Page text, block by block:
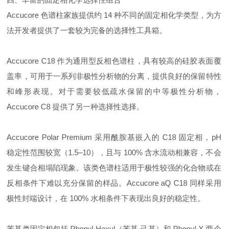
Accucore 色谱柱家族提供约 14 种不同的固定相化学类型，为方
法开发者提供了一套较为完备的选择性工具箱。
Accucore C18 作为通用型反相色谱柱，具有较高的硅胶表面覆
盖率，可用于一系列非极性分析物的分离，提供良好的保留特性
和峰形表现。对于需要较低疏水保留的中等极性分析物，
Accucore C8 提供了另一种选择性选择。
Accucore Polar Premium 采用酰胺基嵌入的 C18 固定相，pH
稳定性范围较宽（1.5–10），且与 100% 含水流动相兼容，不会
发生键合相塌陷现象。该类色谱柱适用于极性较强的化合物或在
反相条件下难以充分保留的样品。Accucore aQ C18 同样采用
极性封端设计，在 100% 水相条件下表现出良好的稳定性。